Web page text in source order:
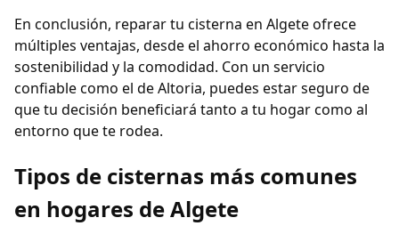
En conclusión, reparar tu cisterna en Algete ofrece
múltiples ventajas, desde el ahorro económico hasta la
sostenibilidad y la comodidad. Con un servicio
confiable como el de Altoria, puedes estar seguro de
que tu decisión beneficiará tanto a tu hogar como al
entorno que te rodea.
Tipos de cisternas más comunes
en hogares de Algete